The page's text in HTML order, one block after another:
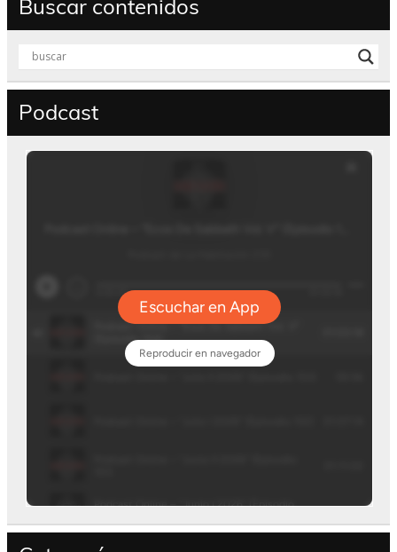
Buscar contenidos
Podcast